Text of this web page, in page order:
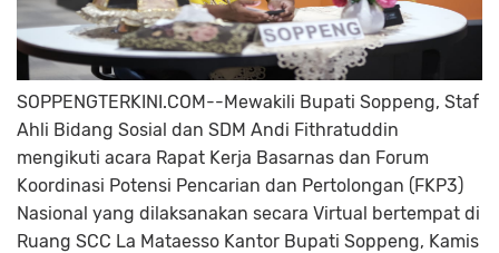
SOPPENGTERKINI.COM--Mewakili Bupati Soppeng, Staf
Ahli Bidang Sosial dan SDM Andi Fithratuddin
mengikuti acara Rapat Kerja Basarnas dan Forum
Koordinasi Potensi Pencarian dan Pertolongan (FKP3)
Nasional yang dilaksanakan secara Virtual bertempat di
Ruang SCC La Mataesso Kantor Bupati Soppeng, Kamis